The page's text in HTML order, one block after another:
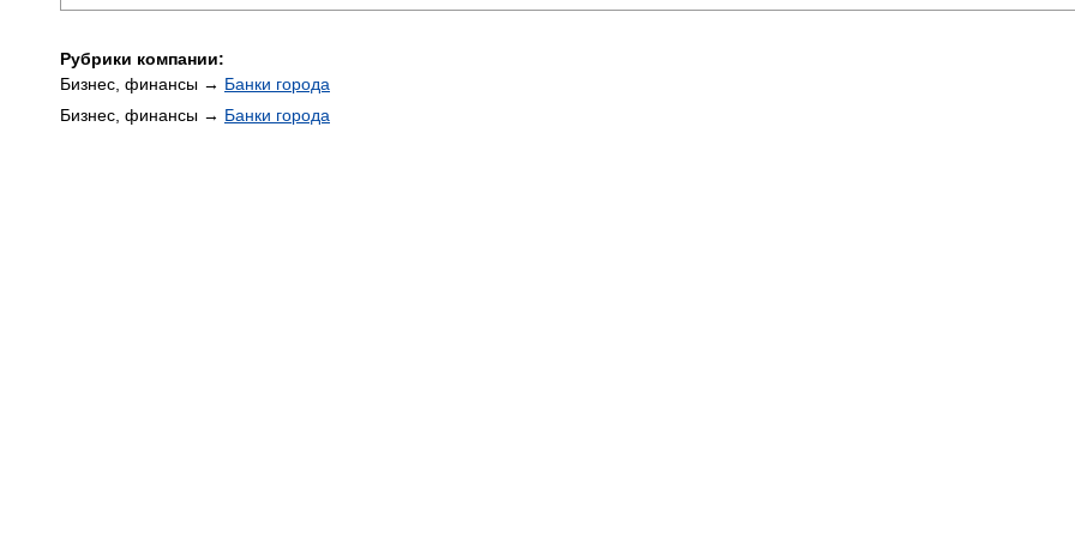
Рубрики компании:
Бизнес, финансы → Банки города
Бизнес, финансы → Банки города